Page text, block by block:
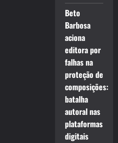
Beto
Barbosa
aciona
editora por
falhas na
proteção de
composições:
batalha
autoral nas
plataformas
digitais